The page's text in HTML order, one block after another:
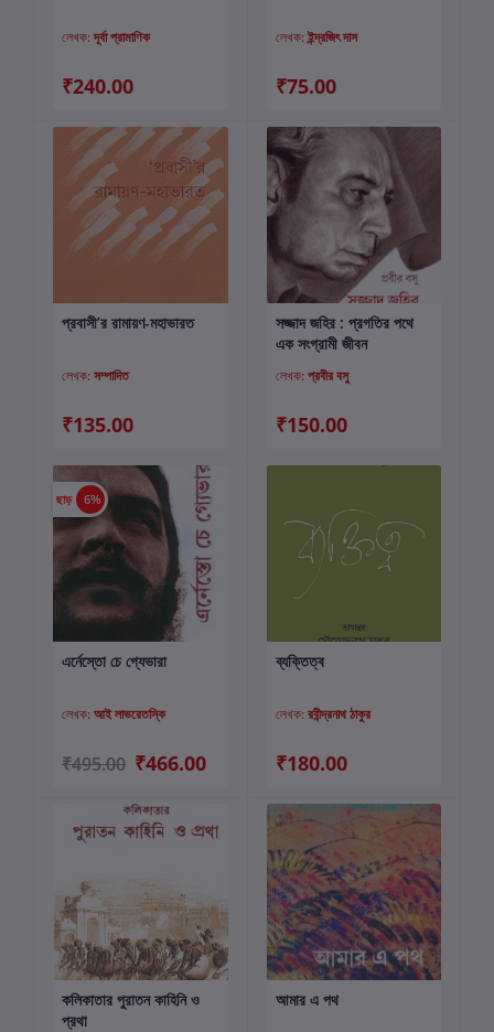
লেখক:দূর্বা প্রামাণিক
₹240.00
লেখক: ইন্দ্রজিৎ দাস
₹75.00
কার্টে যোগ করুন
প্রবাসী’র রামায়ণ-মহাভারত
লেখক: সম্পাদিত
₹135.00
কার্টে যোগ করুন
সজ্জাদ জহির : প্রগতির পথে
এক সংগ্রামী জীবন
লেখক: প্রবীর বসু
₹150.00
ছাড় 6%
কার্টে যোগ করুন
এর্নেস্তো চে গ্যেভারা
লেখক: আই লাভরেতস্কি
₹495.00 ₹466.00
কার্টে যোগ করুন
ব্যক্তিত্ব
লেখক: রবীন্দ্রনাথ ঠাকুর
₹180.00
কার্টে যোগ করুন
কলিকাতার পুরাতন কাহিনি ও
প্রথা
কার্টে যোগ করুন
আমার এ পথ